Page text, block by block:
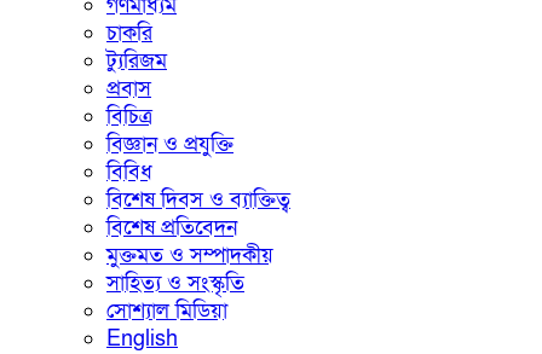
চাকরি
ট্যুরিজম
প্রবাস
বিচিত্র
বিজ্ঞান ও প্রযুক্তি
বিবিধ
বিশেষ দিবস ও ব্যাক্তিত্ব
বিশেষ প্রতিবেদন
মুক্তমত ও সম্পাদকীয়
সাহিত্য ও সংস্কৃতি
সোশ্যাল মিডিয়া
English